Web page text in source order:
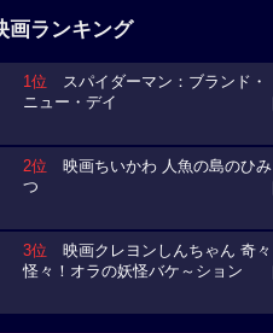
画ランキング
1位 スパイダーマン：ブランド・
ニュー・デイ
2位 映画ちいかわ 人魚の島のひみ
つ
3位 映画クレヨンしんちゃん 奇々
怪々！オラの妖怪バケ～ション